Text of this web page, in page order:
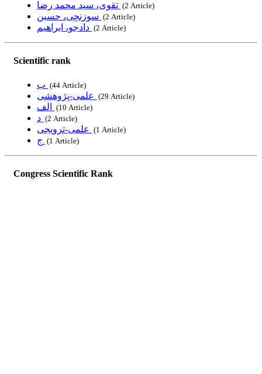
‎ (2 Article)
‎ (2 Article)
‎ (2 Article)
Scientific rank
‎ (44 Article)
‎ (29 Article)
‎ (10 Article)
‎ (2 Article)
‎ (1 Article)
‎ (1 Article)
Congress Scientific Rank